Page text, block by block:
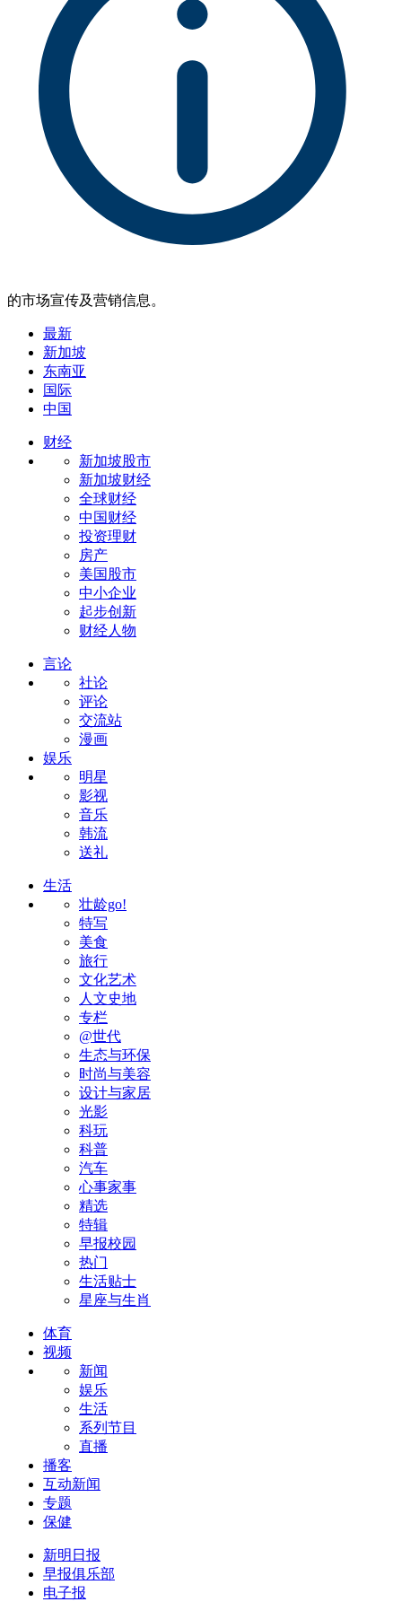
的市场宣传及营销信息。
最新
新加坡
东南亚
国际
中国
财经
新加坡股市
新加坡财经
全球财经
中国财经
投资理财
房产
美国股市
中小企业
起步创新
财经人物
言论
社论
评论
交流站
漫画
娱乐
明星
影视
音乐
韩流
送礼
生活
壮龄go!
特写
美食
旅行
文化艺术
人文史地
专栏
@世代
生态与环保
时尚与美容
设计与家居
光影
科玩
科普
汽车
心事家事
精选
特辑
早报校园
热门
生活贴士
星座与生肖
体育
视频
新闻
娱乐
生活
系列节目
直播
播客
互动新闻
专题
保健
新明日报
早报俱乐部
电子报